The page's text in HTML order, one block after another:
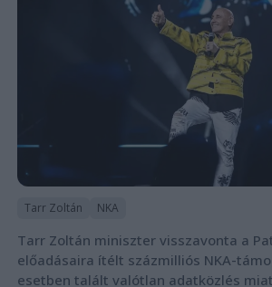
Tarr Zoltán NKA
Tarr Zoltán miniszter visszavonta a
előadásaira ítélt százmilliós NKA-
esetben talált valótlan adatközlés